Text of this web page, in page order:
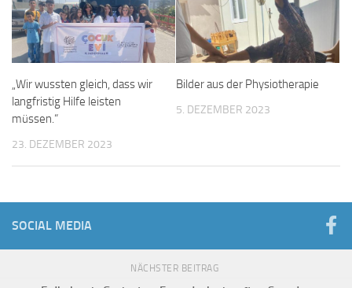
„Wir wussten gleich, dass wir
langfristig Hilfe leisten
müssen.“
23. DEZEMBER 2023
Bilder aus der Physiotherapie
5. DEZEMBER 2023
SOCIAL MEDIA
NÄCHSTER BEITRAG